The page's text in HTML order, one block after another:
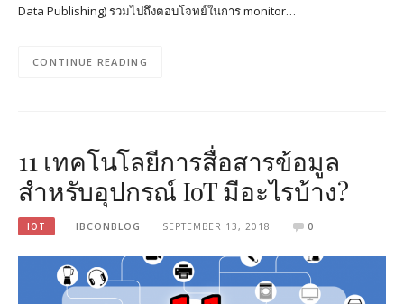
Data Publishing) รวมไปถึงตอบโจทย์ในการ monitor…
CONTINUE READING
11 เทคโนโลยีการสื่อสารข้อมูล
สำหรับอุปกรณ์ IoT มีอะไรบ้าง?
IOT IBCONBLOG SEPTEMBER 13, 2018 0